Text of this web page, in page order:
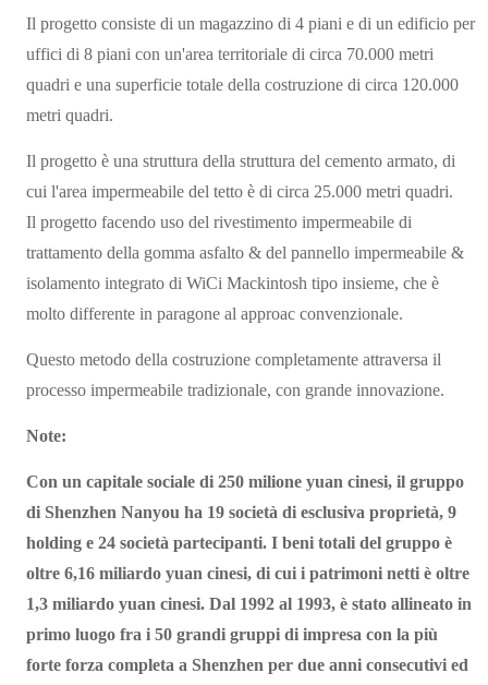
Il progetto consiste di un magazzino di 4 piani e di un edificio per
uffici di 8 piani con un'area territoriale di circa 70.000 metri
quadri e una superficie totale della costruzione di circa 120.000
metri quadri.
Il progetto è una struttura della struttura del cemento armato, di
cui l'area impermeabile del tetto è di circa 25.000 metri quadri.
Il progetto facendo uso del rivestimento impermeabile di
trattamento della gomma asfalto & del pannello impermeabile &
isolamento integrato di WiCi Mackintosh tipo insieme, che è
molto differente in paragone al approac convenzionale.
Questo metodo della costruzione completamente attraversa il
processo impermeabile tradizionale, con grande innovazione.
Note:
Con un capitale sociale di 250 milione yuan cinesi, il gruppo
di Shenzhen Nanyou ha 19 società di esclusiva proprietà, 9
holding e 24 società partecipanti. I beni totali del gruppo è
oltre 6,16 miliardo yuan cinesi, di cui i patrimoni netti è oltre
1,3 miliardo yuan cinesi. Dal 1992 al 1993, è stato allineato in
primo luogo fra i 50 grandi gruppi di impresa con la più
forte forza completa a Shenzhen per due anni consecutivi ed